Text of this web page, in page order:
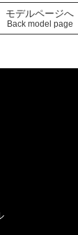
モデルページへ
Back model page